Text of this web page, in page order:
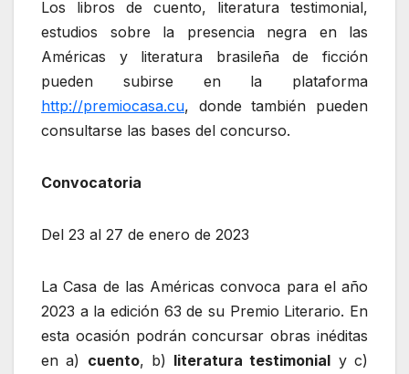
Los libros de cuento, literatura testimonial,
estudios sobre la presencia negra en las
Américas y literatura brasileña de ficción
pueden subirse en la plataforma
http://premiocasa.cu, donde también pueden
consultarse las bases del concurso.
Convocatoria
Del 23 al 27 de enero de 2023
La Casa de las Américas convoca para el año
2023 a la edición 63 de su Premio Literario. En
esta ocasión podrán concursar obras inéditas
en a) cuento, b) literatura testimonial y c)